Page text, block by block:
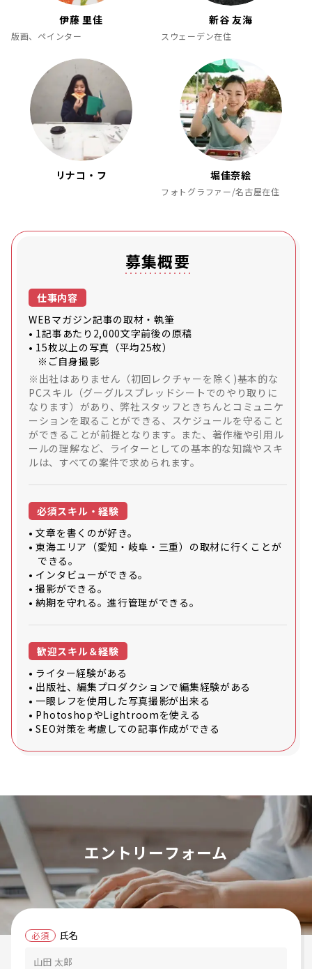
伊藤 里佳
版画、ペインター
新谷 友海
スウェーデン在住
リナコ・フ 堀佳奈絵
フォトグラファー/名古屋在住
募集概要
仕事内容
WEBマガジン記事の取材・執筆
• 1記事あたり2,000文字前後の原稿
• 15枚以上の写真（平均25枚）
※ご自身撮影
※出社はありません（初回レクチャーを除く)基本的な
PCスキル（グーグルスプレッドシートでのやり取りに
なります）があり、弊社スタッフときちんとコミュニケ
ーションを取ることができる、スケジュールを守ること
ができることが前提となります。また、著作権や引用ル
ールの理解など、ライターとしての基本的な知識やスキ
ルは、すべての案件で求められます。
必須スキル・経験
• 文章を書くのが好き。
• 東海エリア（愛知・岐阜・三重）の取材に行くことが
できる。
• インタビューができる。
• 撮影ができる。
• 納期を守れる。進行管理ができる。
歓迎スキル＆経験
• ライター経験がある
• 出版社、編集プロダクションで編集経験がある
• 一眼レフを使用した写真撮影が出来る
• PhotoshopやLightroomを使える
• SEO対策を考慮しての記事作成ができる
エントリーフォーム
必須 氏名